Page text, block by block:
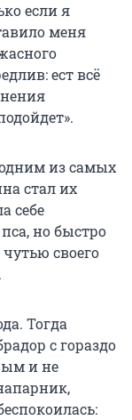
если я
меня
ест всё
из самых
стал их
себе
но быстро
своего
Тогда
с гораздо
и не